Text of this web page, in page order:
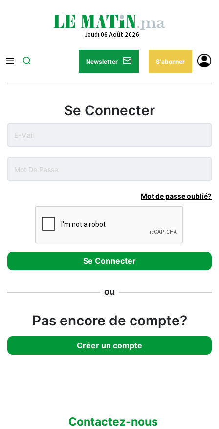
Jeudi 06 Août 2026
Newsletter S'abonner
Se Connecter
Mot de passe oublié?
ou
Pas encore de compte?
Créer un compte
Contactez-nous